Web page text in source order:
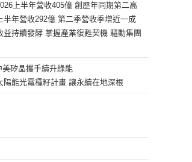
上半年營收405億 創歷年同期第二高
半年營收292億 第二季營收季增近一成
益持續發酵 掌握產業復甦契機 驅動集團
美矽晶攜手續升綠能
陽能光電種籽計畫 讓永續在地深根